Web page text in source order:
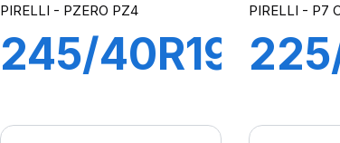
PIRELLI - PZERO PZ4
245/40R19
PIRELLI - P7